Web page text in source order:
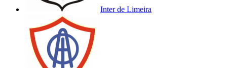
Inter de Limeira